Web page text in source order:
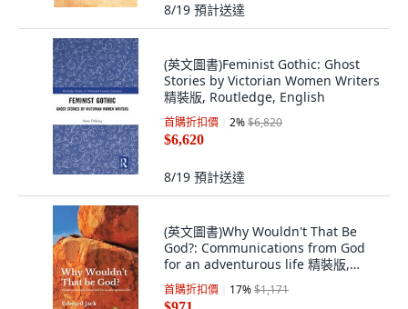
8/19 預計送達
(英文圖書)Feminist Gothic: Ghost
Stories by Victorian Women Writers
精裝版, Routledge, English
首購折扣價 2%$6,820
$6,620
8/19 預計送達
(英文圖書)Why Wouldn't That Be
God?: Communications from God
for an adventurous life 精裝版,
Xlibris Au, 英文, 精裝本
首購折扣價 17%$1,171